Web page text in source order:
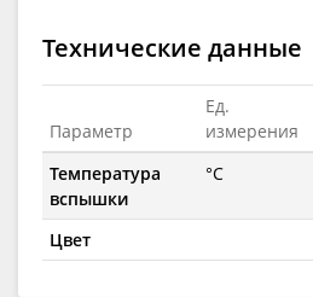
Технические данные
Параметр
Ед.
измерения
Температура
вспышки
°C
Цвет